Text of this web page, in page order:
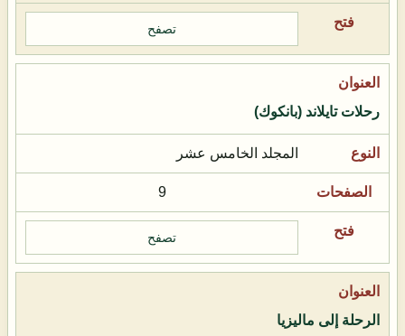
تصفح
رحلات تايلاند (بانكوك)
المجلد الخامس عشر
9
تصفح
الرحلة إلى ماليزيا